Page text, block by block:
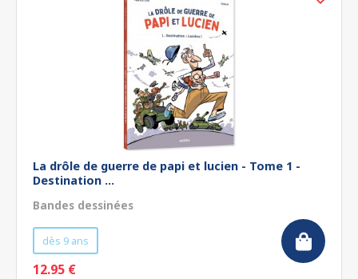
La drôle de guerre de papi et lucien - Tome 1 -
Destination ...
Bandes dessinées
dès 9 ans
12.95 €